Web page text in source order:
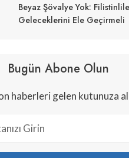
Beyaz Şövalye Yok:
Geleceklerini Ele Geçirmeli
Bugün Abone Olun
haberleri gelen kutunuza